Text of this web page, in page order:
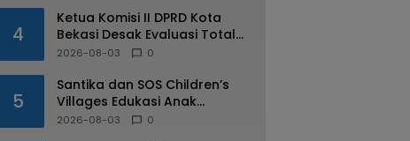
4
Ketua Komisi II DPRD Kota
Bekasi Desak Evaluasi Total
Usai Dugaan Pungli Oknum
2026-08-03 0
5
Santika dan SOS Children’s
Villages Edukasi Anak
Mengenal Industri Perhotelan
2026-08-03 0